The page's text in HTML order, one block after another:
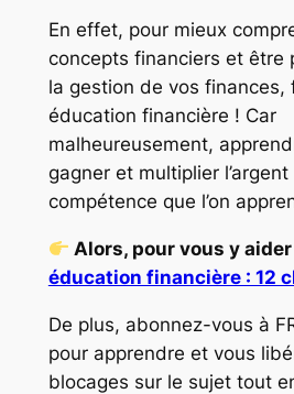
En effet, pour mieux
concepts financiers et être
la gestion de vos finances,
éducation financière ! Car
malheureusement,
gagner et multiplier l’argent
compétence que l’on
Alors, pour vous y
éducation financière : 12
De plus, abonnez-vous à
pour apprendre et vous
blocages sur le sujet tout